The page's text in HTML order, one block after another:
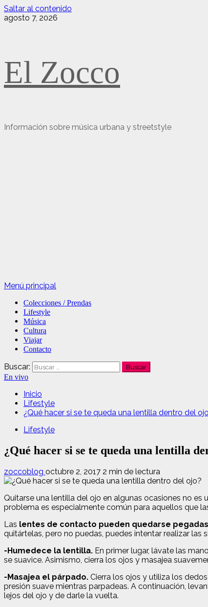
Saltar al contenido
agosto 7, 2026
El Zocco
Información sobre música urbana y streetstyle
Menú principal
Colecciones / Prendas
Lifestyle
Música
Cultura
Viajar
Contacto
Buscar:
En vivo
Inicio
Lifestyle
¿Qué hacer si se te queda una lentilla dentro del
Lifestyle
¿Qué hacer si se te queda una lentilla
zoccoblog octubre 2, 2017 2 min de lectura
Quitarse una lentilla del ojo en algunas ocasiones no
problema es especialmente común para aquellos que
Las lentes de contacto pueden quedarse pegadas
quitártelas, pero no puedas, puedes intentar realizar las
-Humedece la lentilla. En primer lugar, lávate las
se suavice. Asimismo, cierra los ojos y masajea
-Masajea el párpado. Cierra los ojos y utiliza los
presión suave mientras parpadeas. A continuación,
lejos del ojo y de darle la vuelta.